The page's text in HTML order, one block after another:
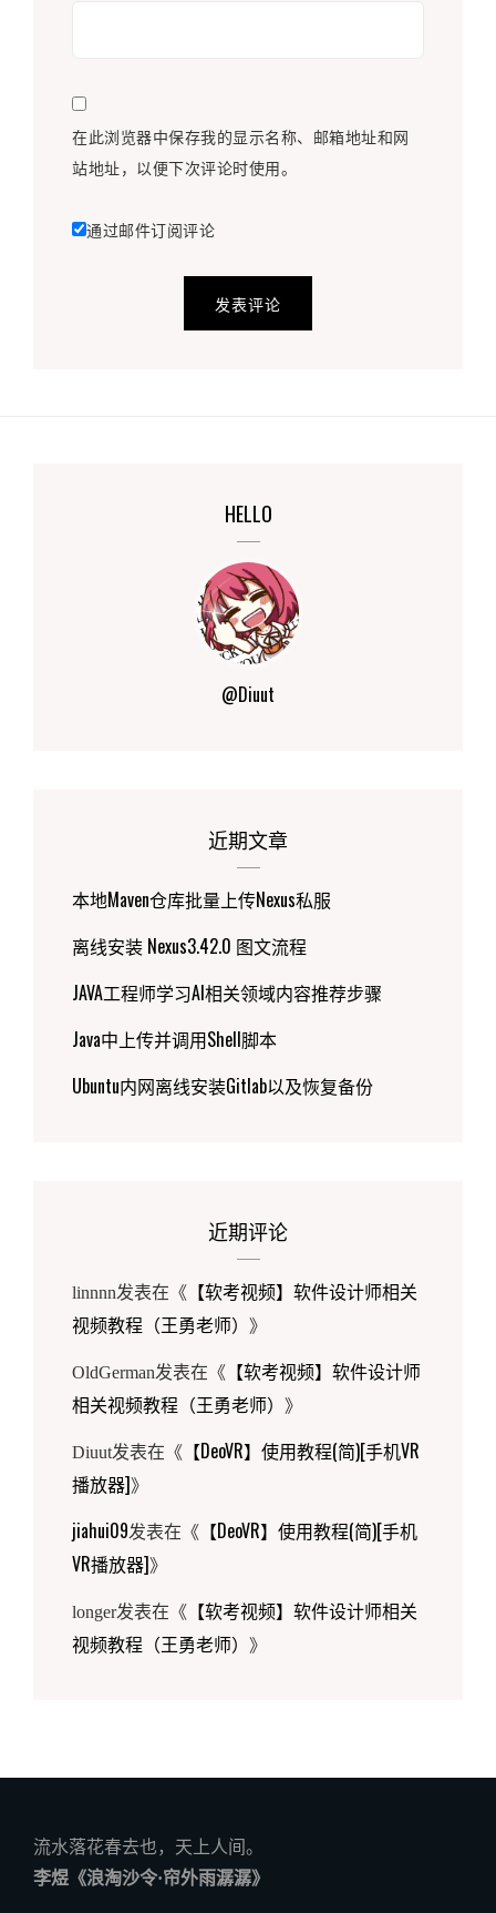
在此浏览器中保存我的显示名称、邮箱地址和网
站地址，以便下次评论时使用。
通过邮件订阅评论
HELLO
@Diuut
近期文章
本地Maven仓库批量上传Nexus私服
离线安装 Nexus3.42.0 图文流程
JAVA工程师学习AI相关领域内容推荐步骤
Java中上传并调用Shell脚本
Ubuntu内网离线安装Gitlab以及恢复备份
近期评论
linnnn发表在《
【软考视频】软件设计师相关
视频教程（王勇老师）
》
OldGerman发表在《
【软考视频】软件设计师
相关视频教程（王勇老师）
》
Diuut发表在《
【DeoVR】使用教程(简)[手机VR
播放器]》
jiahui09发表在《
【DeoVR】使用教程(简)[手机
VR播放器]》
longer发表在《
【软考视频】软件设计师相关
视频教程（王勇老师）
》
流水落花春去也，天上人间。
李煜《浪淘沙令·帘外雨潺潺》